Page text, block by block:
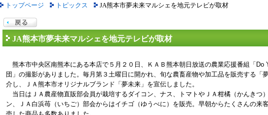
トップページ トピックス JA熊本市夢未来マルシェを地元テレビが取材
JA熊本市夢未来マルシェを地元テレビが取材
熊本市中央区南熊本にある本店で５月２０日、ＫＡＢ熊本朝日放送の農業応援番組「Do
団」の撮影がありました。毎月第３土曜日に開かれ、旬な農畜産物や加工品を販売する「
介し、ＪＡ熊本市オリジナルブランド「夢未来」を宣伝しました。
当日はＪＡ農産物直販部会員が栽培するダイコン、ナス、トマトやＪＡ柑橘（かんきつ
ン、ＪＡ白浜苺（いちご）部会からはイチゴ（ゆうべに）を販売。早朝からたくさんの来